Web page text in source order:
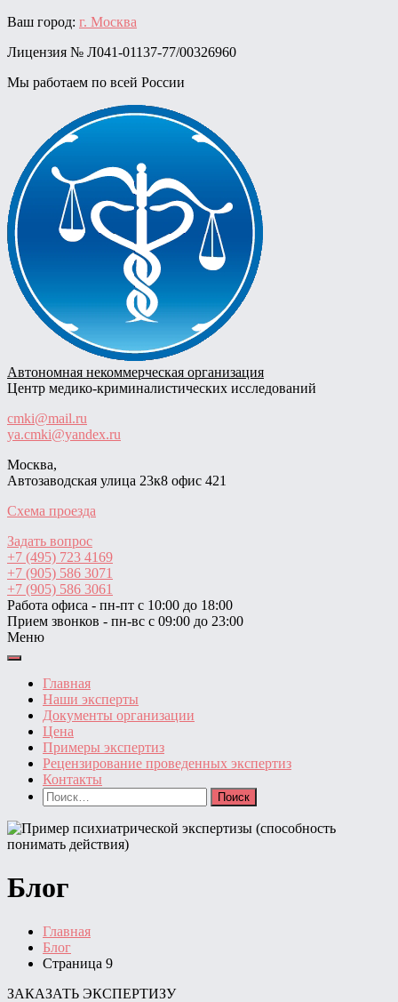
Skip
content
Ваш город: г. Москва
Лицензия № Л041-01137-77/00326960
Мы работаем по всей России
Автономная некоммерческая организация
Центр медико-криминалистических исследований
cmki@mail.ru
ya.cmki@yandex.ru
Москва,
Автозаводская улица 23к8 офис 421
Схема проезда
Задать вопрос
+7 (495) 723 4169
+7 (905) 586 3071
+7 (905) 586 3061
Работа офиса - пн-пт с 10:00 до 18:00
Прием звонков - пн-вс с 09:00 до 23:00
Меню
Главная
Наши эксперты
Документы организации
Цена
Примеры экспертиз
Рецензирование проведенных экспертиз
Контакты
Найти:
Блог
Главная
Блог
Страница 9
ЗАКАЗАТЬ ЭКСПЕРТИЗУ